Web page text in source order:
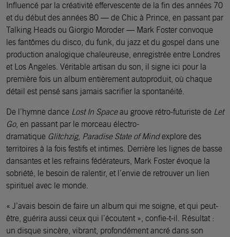
Influencé par la créativité effervescente de la fin des années 70
et du début des années 80 — de Chic à Prince, en passant par
Talking Heads ou Giorgio Moroder — Mark Foster convoque
les fantômes du disco, du funk, du jazz et du gospel dans une
production analogique chaleureuse, enregistrée entre Londres
et Los Angeles. Véritable artisan du son, il signe ici pour la
première fois un album entièrement autoproduit, où chaque
détail est pensé sans jamais sacrifier la spontanéité.
De l’hymne dance Lost In Spaceau groove rétro-futuriste de Let
Go, en passant par le morceau électro-
dramatique Glitchzig, Paradise State of Mindexplore des
territoires à la fois festifs et intimes. Derrière les lignes de basse
dansantes et les refrains fédérateurs, Mark Foster évoque la
sobriété, le besoin de ralentir, et l’envie de retrouver un lien
spirituel avec le monde.
« J’avais besoin de faire un album qui me soigne, et qui peut-
être, guérira aussi ceux qui l’écoutent », confie-t-il. Résultat :
un disque sincère, vibrant, profondément ancré dans son